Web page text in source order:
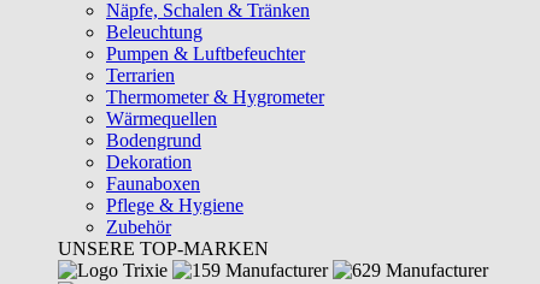
Näpfe, Schalen & Tränken
Beleuchtung
Pumpen & Luftbefeuchter
Terrarien
Thermometer & Hygrometer
Wärmequellen
Bodengrund
Dekoration
Faunaboxen
Pflege & Hygiene
Zubehör
UNSERE TOP-MARKEN